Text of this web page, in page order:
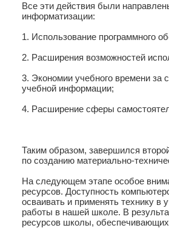
Все эти действия были
информатизации:
1. Использование программного
2. Расширения возможностей
3. Экономии учебного времени за
учебной информации;
4. Расширение сферы
Таким образом, завершился
по созданию материально-
На следующем этапе особое
ресурсов. Доступность
осваивать и применять технику в
работы в нашей школе. В
ресурсов школы,